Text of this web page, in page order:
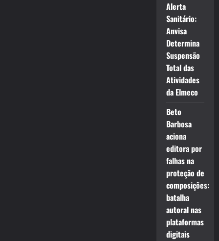
Alerta
Sanitário:
Anvisa
Determina
Suspensão
Total das
Atividades
da Elmeco
Beto
Barbosa
aciona
editora por
falhas na
proteção de
composições:
batalha
autoral nas
plataformas
digitais